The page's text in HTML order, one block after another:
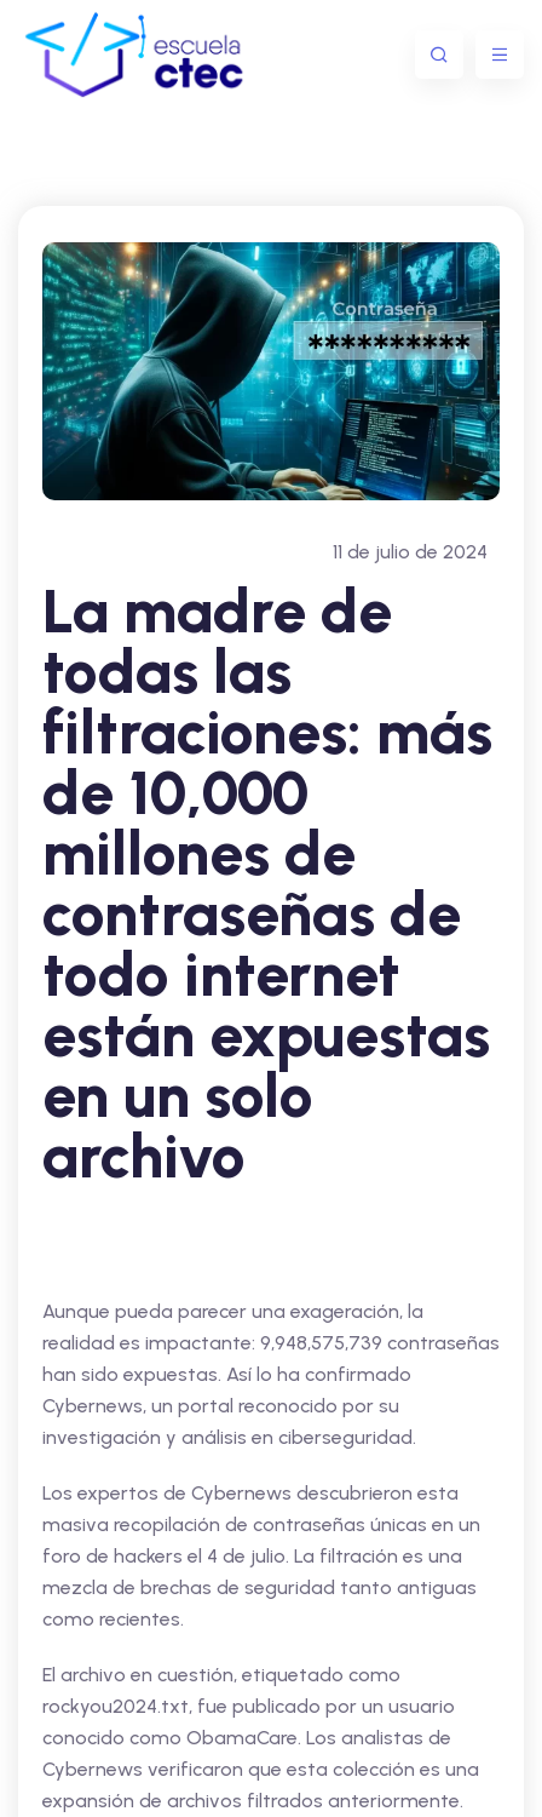
11 de julio de 2024
La madre de
todas las
filtraciones: más
de 10,000
millones de
contraseñas de
todo internet
están expuestas
en un solo
archivo
Aunque pueda parecer una exageración, la
realidad es impactante: 9,948,575,739 contraseñas
han sido expuestas. Así lo ha confirmado
Cybernews, un portal reconocido por su
investigación y análisis en ciberseguridad.
Los expertos de Cybernews descubrieron esta
masiva recopilación de contraseñas únicas en un
foro de hackers el 4 de julio. La filtración es una
mezcla de brechas de seguridad tanto antiguas
como recientes.
El archivo en cuestión, etiquetado como
rockyou2024.txt, fue publicado por un usuario
conocido como ObamaCare. Los analistas de
Cybernews verificaron que esta colección es una
expansión de archivos filtrados anteriormente.